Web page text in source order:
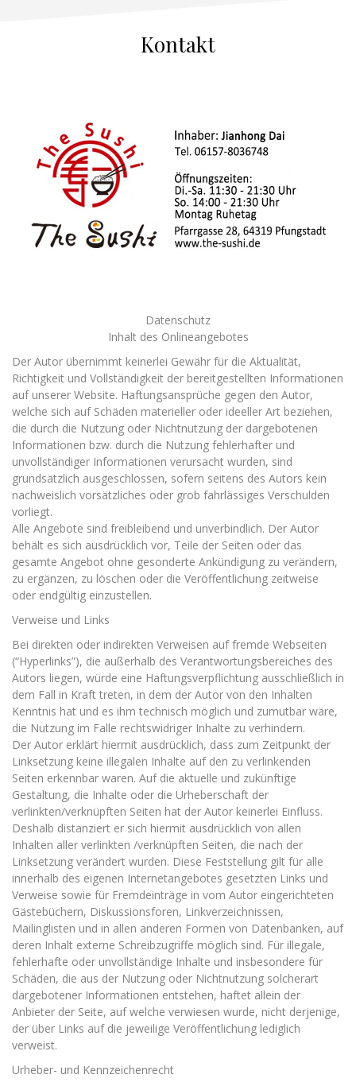
Kontakt
Datenschutz
Inhalt des Onlineangebotes
Der Autor übernimmt keinerlei Gewähr für die Aktualität,
Richtigkeit und Vollständigkeit der bereitgestellten Informationen
auf unserer Website. Haftungsansprüche gegen den Autor,
welche sich auf Schäden materieller oder ideeller Art beziehen,
die durch die Nutzung oder Nichtnutzung der dargebotenen
Informationen bzw. durch die Nutzung fehlerhafter und
unvollständiger Informationen verursacht wurden, sind
grundsätzlich ausgeschlossen, sofern seitens des Autors kein
nachweislich vorsätzliches oder grob fahrlässiges Verschulden
vorliegt.
Alle Angebote sind freibleibend und unverbindlich. Der Autor
behält es sich ausdrücklich vor, Teile der Seiten oder das
gesamte Angebot ohne gesonderte Ankündigung zu verändern,
zu ergänzen, zu löschen oder die Veröffentlichung zeitweise
oder endgültig einzustellen.
Verweise und Links
Bei direkten oder indirekten Verweisen auf fremde Webseiten
(“Hyperlinks”), die außerhalb des Verantwortungsbereiches des
Autors liegen, würde eine Haftungsverpflichtung ausschließlich in
dem Fall in Kraft treten, in dem der Autor von den Inhalten
Kenntnis hat und es ihm technisch möglich und zumutbar wäre,
die Nutzung im Falle rechtswidriger Inhalte zu verhindern.
Der Autor erklärt hiermit ausdrücklich, dass zum Zeitpunkt der
Linksetzung keine illegalen Inhalte auf den zu verlinkenden
Seiten erkennbar waren. Auf die aktuelle und zukünftige
Gestaltung, die Inhalte oder die Urheberschaft der
verlinkten/verknüpften Seiten hat der Autor keinerlei Einfluss.
Deshalb distanziert er sich hiermit ausdrücklich von allen
Inhalten aller verlinkten /verknüpften Seiten, die nach der
Linksetzung verändert wurden. Diese Feststellung gilt für alle
innerhalb des eigenen Internetangebotes gesetzten Links und
Verweise sowie für Fremdeinträge in vom Autor eingerichteten
Gästebüchern, Diskussionsforen, Linkverzeichnissen,
Mailinglisten und in allen anderen Formen von Datenbanken, auf
deren Inhalt externe Schreibzugriffe möglich sind. Für illegale,
fehlerhafte oder unvollständige Inhalte und insbesondere für
Schäden, die aus der Nutzung oder Nichtnutzung solcherart
dargebotener Informationen entstehen, haftet allein der
Anbieter der Seite, auf welche verwiesen wurde, nicht derjenige,
der über Links auf die jeweilige Veröffentlichung lediglich
verweist.
Urheber- und Kennzeichenrecht